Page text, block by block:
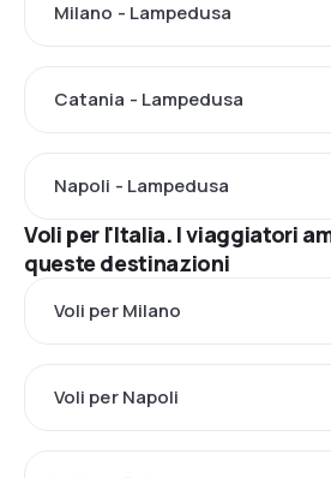
Milano - Lampedusa
Catania - Lampedusa
Napoli - Lampedusa
Voli per l'Italia. I viaggiatori
queste destinazioni
Voli per Milano
Voli per Napoli